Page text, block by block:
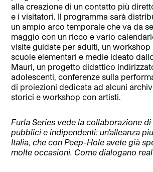
alla creazione di un contatto più
e i visitatori. Il programma sarà
un ampio arco temporale che va da
maggio con un ricco e vario
visite guidate per adulti, un workshop
scuole elementari e medie ideato
Mauri, un progetto didattico
adolescenti, conferenze sulla
di proiezioni dedicata ad alcuni
storici e workshop con artisti.
Furla Series vede la collaborazione
pubblici e indipendenti: un’alleanza
Italia, che con Peep-Hole avete già
molte occasioni. Come dialogano